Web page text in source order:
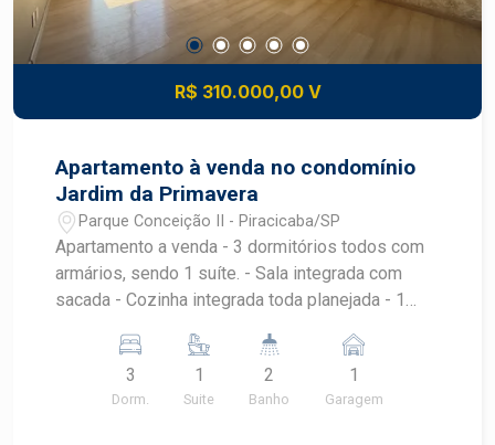
R$ 310.000,00 V
Apartamento à venda no condomínio
Jardim da Primavera
Parque Conceição II - Piracicaba/SP
Apartamento a venda - 3 dormitórios todos com
armários, sendo 1 suíte. - Sala integrada com
sacada - Cozinha integrada toda planejada - 1
3
Dorm.
1
Suite
2
Banho
1
Garagem